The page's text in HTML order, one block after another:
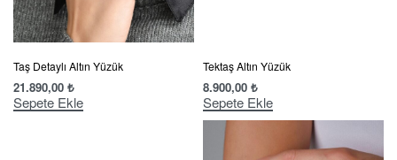
Taş Detaylı Altın Yüzük
21.890,00 ₺
Sepete Ekle
Tektaş Altın Yüzük
8.900,00 ₺
Sepete Ekle